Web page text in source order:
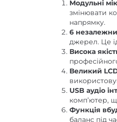
змінювати
напрямку.
6
джерел. Це
Висока
Великий
USB аудіо
комп’ютер,
Функція
баланс під